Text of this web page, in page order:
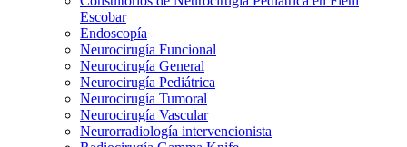
Escobar
Endoscopía
Neurocirugía Funcional
Neurocirugía General
Neurocirugía Pediátrica
Neurocirugía Tumoral
Neurocirugía Vascular
Neurorradiología intervencionista